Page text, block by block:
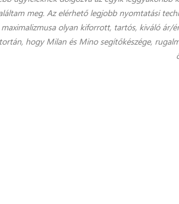
meg. Az elérhető legjobb nyomtatási
olyan kiforrott, tartós, kiváló
hogy Milan és Mino segítőkészége,